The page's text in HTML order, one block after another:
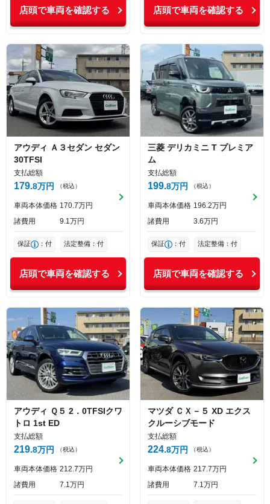
店頭で車両を確認する 店頭で車両を確認する
アウディ Ａ３セダン セダン
30TFSI
支払総額
179 8万円 （税込）
車両本体価格 170 7万円
諸費用
9 1万円
保証 ：付 法定整備：付
店頭で車両を確認する
三菱 デリカミニ T プレミア
ム
支払総額
199 8万円 （税込）
車両本体価格 196 2万円
諸費用
3 6万円
保証 ：付 法定整備：付
店頭で車両を確認する
アウディ Ｑ５ 2．0TFSIクワ
トロ 1st ED
支払総額
219 8万円 （税込）
車両本体価格 212 7万円
諸費用
7 1万円
マツダ ＣＸ－５ XD エクス
クルーシブモード
支払総額
224 8万円 （税込）
車両本体価格 217 7万円
諸費用
7 1万円